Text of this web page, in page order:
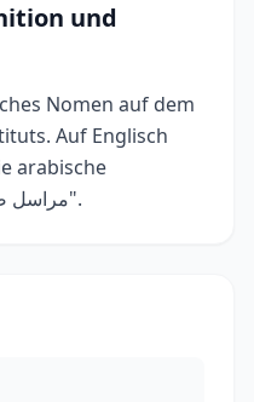
und
Nomen auf dem
Auf Englisch
arabische
Übersetzung lautet „مراسل صحفي".